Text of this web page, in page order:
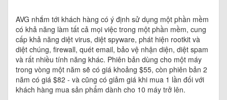
AVG nhắm tới khách hàng có ý định sử dụng một phần mềm
có khả năng làm tất cả mọi việc trong một phần mềm, cung
cấp khả năng diệt virus, diệt spyware, phát hiện rootkit và
diệt chúng, firewall, quét email, bảo vệ nhận diện, diệt spam
và rất nhiều tính năng khác. Phiên bản dùng cho một máy
trong vòng một năm sẽ có giá khoảng $55, còn phiên bản 2
năm có giá $82 - và cũng có giảm giá khi mua 1 lần đối với
khách hàng mua sản phẩm dành cho 10 máy trở lên.